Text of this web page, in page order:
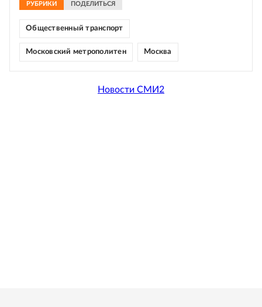
РУБРИКИ ПОДЕЛИТЬСЯ
Общественный транспорт
Московский метрополитен Москва
Новости СМИ2